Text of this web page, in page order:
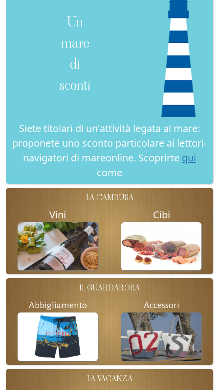
Un
mare
di
sconti
Siete titolari di un'attività legata al mare:
proponete uno sconto particolare ai lettori-
navigatori di mareonline. Scoprirte qui
come
LA CAMBUSA
Vini Cibi
IL GUARDAROBA
Abbigliamento Accessori
LA VACANZA